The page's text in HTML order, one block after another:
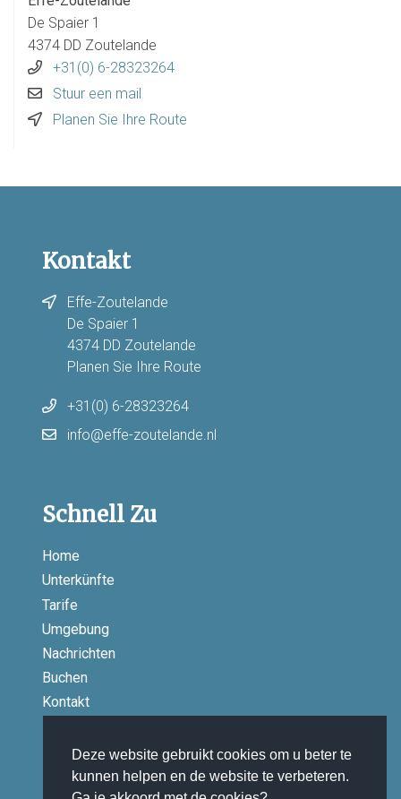
Deze website gebruikt cookies om u beter te
kunnen helpen en de website te verbeteren.
De Spaier 1
4374 DD Zoutelande
+31(0) 6-28323264
Stuur een mail
Planen Sie Ihre Route
Kontakt
Effe-Zoutelande
De Spaier 1
4374 DD Zoutelande
Planen Sie Ihre Route
+31(0) 6-28323264
info@effe-zoutelande.nl
Schnell Zu
Home
Unterkünfte
Tarife
Umgebung
Nachrichten
Buchen
Kontakt